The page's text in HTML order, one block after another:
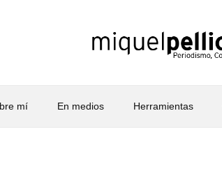
mí En medios Herramientas